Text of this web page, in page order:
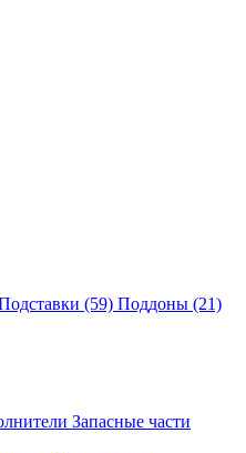
(59) Поддоны (21)
Запасные части